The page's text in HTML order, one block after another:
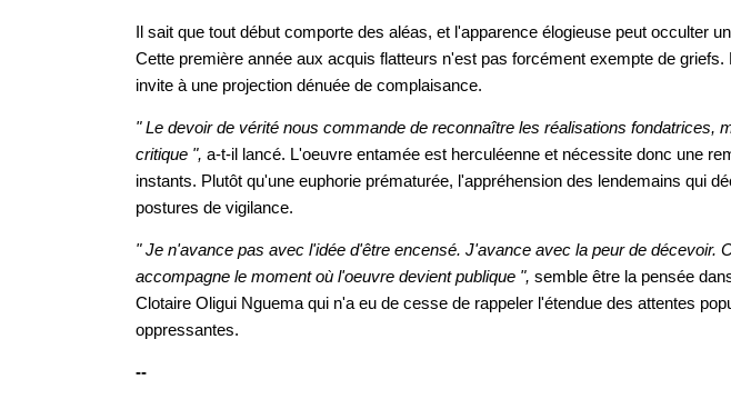
Il sait que tout début comporte des aléas, et l'apparence élogieuse peut occulter
Cette première année aux acquis flatteurs n'est pas forcément exempte de
invite à une projection dénuée de complaisance.
" Le devoir de vérité nous commande de reconnaître les réalisations fondatrices,
critique ", a-t-il lancé. L'oeuvre entamée est herculéenne et nécessite donc une
instants. Plutôt qu'une euphorie prématurée, l'appréhension des lendemains qui
postures de vigilance.
" Je n'avance pas avec l'idée d'être encensé. J'avance avec la peur de décevoir.
accompagne le moment où l'oeuvre devient publique ", semble être la pensée
Clotaire Oligui Nguema qui n'a eu de cesse de rappeler l'étendue des attentes
oppressantes.
--